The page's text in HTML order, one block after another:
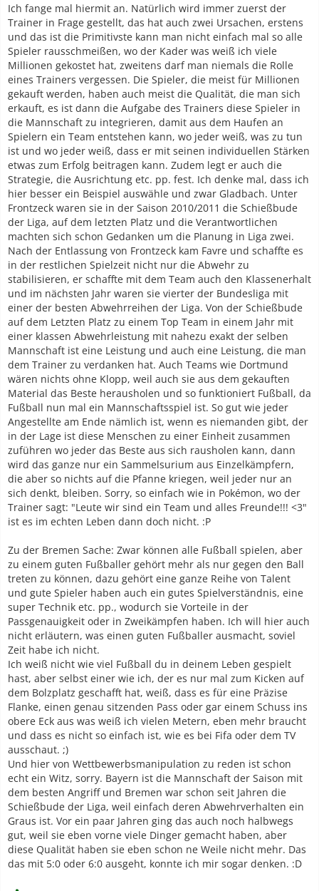
Ich fange mal hiermit an. Natürlich wird immer zuerst der
Trainer in Frage gestellt, das hat auch zwei Ursachen, erstens
und das ist die Primitivste kann man nicht einfach mal so alle
Spieler rausschmeißen, wo der Kader was weiß ich viele
Millionen gekostet hat, zweitens darf man niemals die Rolle
eines Trainers vergessen. Die Spieler, die meist für Millionen
gekauft werden, haben auch meist die Qualität, die man sich
erkauft, es ist dann die Aufgabe des Trainers diese Spieler in
die Mannschaft zu integrieren, damit aus dem Haufen an
Spielern ein Team entstehen kann, wo jeder weiß, was zu tun
ist und wo jeder weiß, dass er mit seinen individuellen Stärken
etwas zum Erfolg beitragen kann. Zudem legt er auch die
Strategie, die Ausrichtung etc. pp. fest. Ich denke mal, dass ich
hier besser ein Beispiel auswähle und zwar Gladbach. Unter
Frontzeck waren sie in der Saison 2010/2011 die Schießbude
der Liga, auf dem letzten Platz und die Verantwortlichen
machten sich schon Gedanken um die Planung in Liga zwei.
Nach der Entlassung von Frontzeck kam Favre und schaffte es
in der restlichen Spielzeit nicht nur die Abwehr zu
stabilisieren, er schaffte mit dem Team auch den Klassenerhalt
und im nächsten Jahr waren sie vierter der Bundesliga mit
einer der besten Abwehrreihen der Liga. Von der Schießbude
auf dem Letzten Platz zu einem Top Team in einem Jahr mit
einer klassen Abwehrleistung mit nahezu exakt der selben
Mannschaft ist eine Leistung und auch eine Leistung, die man
dem Trainer zu verdanken hat. Auch Teams wie Dortmund
wären nichts ohne Klopp, weil auch sie aus dem gekauften
Material das Beste herausholen und so funktioniert Fußball, da
Fußball nun mal ein Mannschaftsspiel ist. So gut wie jeder
Angestellte am Ende nämlich ist, wenn es niemanden gibt, der
in der Lage ist diese Menschen zu einer Einheit zusammen
zuführen wo jeder das Beste aus sich rausholen kann, dann
wird das ganze nur ein Sammelsurium aus Einzelkämpfern,
die aber so nichts auf die Pfanne kriegen, weil jeder nur an
sich denkt, bleiben. Sorry, so einfach wie in Pokémon, wo der
Trainer sagt: "Leute wir sind ein Team und alles Freunde!!! <3"
ist es im echten Leben dann doch nicht. :P
Zu der Bremen Sache: Zwar können alle Fußball spielen, aber
zu einem guten Fußballer gehört mehr als nur gegen den Ball
treten zu können, dazu gehört eine ganze Reihe von Talent
und gute Spieler haben auch ein gutes Spielverständnis, eine
super Technik etc. pp., wodurch sie Vorteile in der
Passgenauigkeit oder in Zweikämpfen haben. Ich will hier auch
nicht erläutern, was einen guten Fußballer ausmacht, soviel
Zeit habe ich nicht.
Ich weiß nicht wie viel Fußball du in deinem Leben gespielt
hast, aber selbst einer wie ich, der es nur mal zum Kicken auf
dem Bolzplatz geschafft hat, weiß, dass es für eine Präzise
Flanke, einen genau sitzenden Pass oder gar einem Schuss ins
obere Eck aus was weiß ich vielen Metern, eben mehr braucht
und dass es nicht so einfach ist, wie es bei Fifa oder dem TV
ausschaut. ;)
Und hier von Wettbewerbsmanipulation zu reden ist schon
echt ein Witz, sorry. Bayern ist die Mannschaft der Saison mit
dem besten Angriff und Bremen war schon seit Jahren die
Schießbude der Liga, weil einfach deren Abwehrverhalten ein
Graus ist. Vor ein paar Jahren ging das auch noch halbwegs
gut, weil sie eben vorne viele Dinger gemacht haben, aber
diese Qualität haben sie eben schon ne Weile nicht mehr. Das
das mit 5:0 oder 6:0 ausgeht, konnte ich mir sogar denken. :D